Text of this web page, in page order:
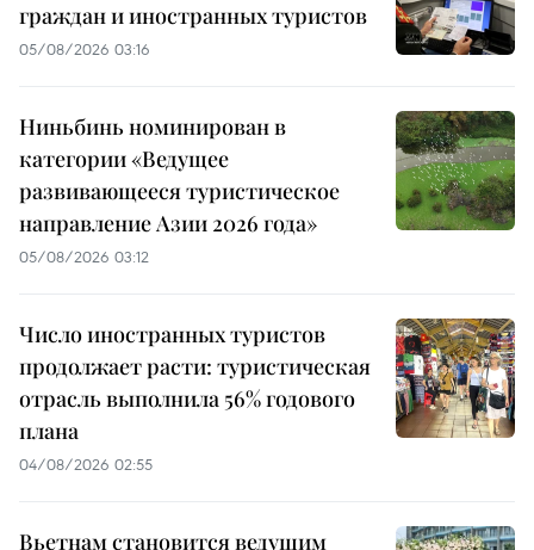
граждан и иностранных туристов
05/08/2026 03:16
Ниньбинь номинирован в
категории «Ведущее
развивающееся туристическое
направление Азии 2026 года»
05/08/2026 03:12
Число иностранных туристов
продолжает расти: туристическая
отрасль выполнила 56% годового
плана
04/08/2026 02:55
Вьетнам становится ведущим